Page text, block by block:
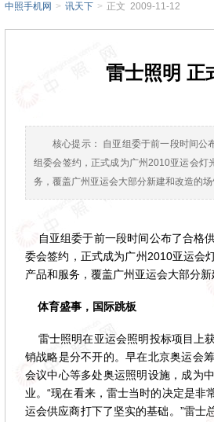
中照手机网 > 讯天下 > 正文 2009-11-12
雷士照明 正
核心提示： 自亚组委于前一段时间公
组委会签约，正式成为广州2010亚运会灯
务，覆盖广州亚运会大部分新建和改造的场
自亚组委于前一段时间公布了合格
委会签约，正式成为广州2010亚运会
产品和服务，覆盖广州亚运会大部分新
体育盛事，国际跳板
雷士照明在亚运会照明投标项目上
销战略是分不开的。早在北京奥运会
会议中心等多处奥运照明设施，成为
业。“现在看来，雷士当时的决定是非
运会供应商打下了坚实的基础。”雷士